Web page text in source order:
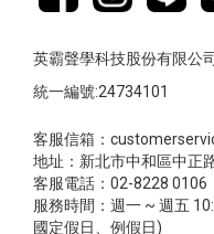
英霸聲學科技股份有限公
統一編號:24734101
客服信箱：
地址：新北市中和區中正
客服電話：02-8228 0106
服務時間：週一 ~ 週五
國定假日、例假日)